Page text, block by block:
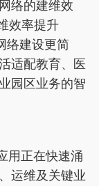
络的建维效
效率提升
络建设更简
适配教育、医
园区业务的智
用正在快速涌
运维及关键业